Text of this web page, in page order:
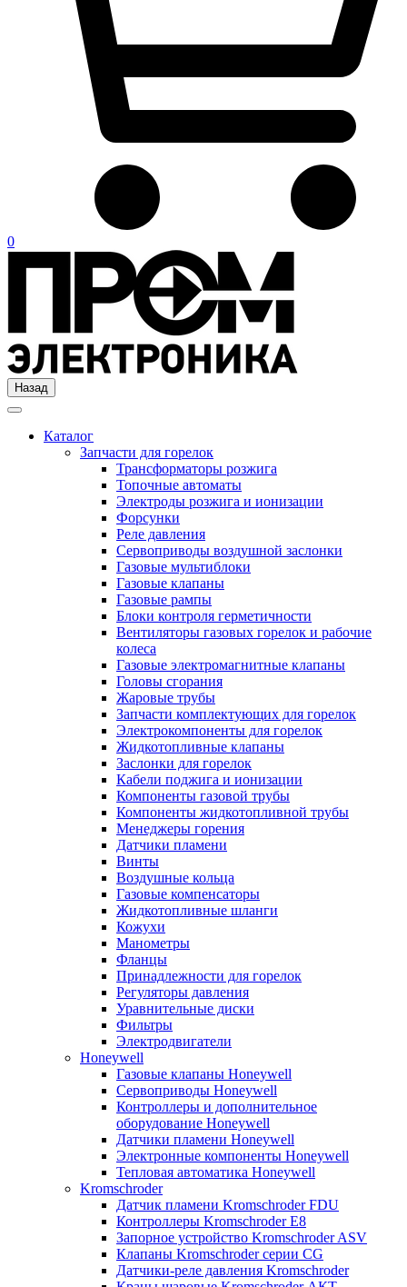
0
Назад
Каталог
Запчасти для горелок
Трансформаторы розжига
Топочные автоматы
Электроды розжига и ионизации
Форсунки
Реле давления
Сервоприводы воздушной заслонки
Газовые мультиблоки
Газовые клапаны
Газовые рампы
Блоки контроля герметичности
Вентиляторы газовых горелок и рабочие
колеса
Газовые электромагнитные клапаны
Головы сгорания
Жаровые трубы
Запчасти комплектующих для горелок
Электрокомпоненты для горелок
Жидкотопливные клапаны
Заслонки для горелок
Кабели поджига и ионизации
Компоненты газовой трубы
Компоненты жидкотопливной трубы
Менеджеры горения
Датчики пламени
Винты
Воздушные кольца
Газовые компенсаторы
Жидкотопливные шланги
Кожухи
Манометры
Фланцы
Принадлежности для горелок
Регуляторы давления
Уравнительные диски
Фильтры
Электродвигатели
Honeywell
Газовые клапаны Honeywell
Сервоприводы Honeywell
Контроллеры и дополнительное
оборудование Honeywell
Датчики пламени Honeywell
Электронные компоненты Honeywell
Тепловая автоматика Honeywell
Kromschroder
Датчик пламени Kromschroder FDU
Контроллеры Kromschroder E8
Запорное устройство Kromschroder ASV
Клапаны Kromschroder серии CG
Датчики-реле давления Kromschroder